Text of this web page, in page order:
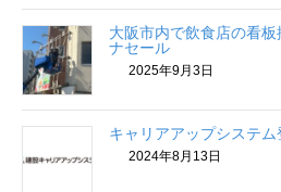
大阪市内で飲食店の看
ナセール
2025年9月3日
キャリアアップシステム
2024年8月13日